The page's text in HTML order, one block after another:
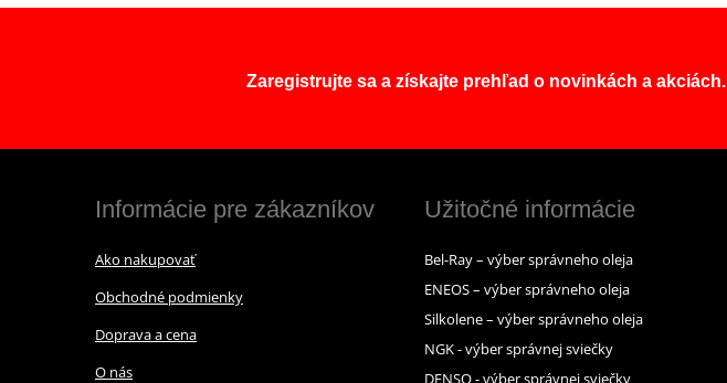
Zaregistrujte sa a získajte prehľad o novinkách a akciách.
Informácie pre zákazníkov
Ako nakupovať
Obchodné podmienky
Doprava a cena
O nás
Užitočné informácie
Bel-Ray – výber správneho oleja
ENEOS – výber správneho oleja
Silkolene – výber správneho oleja
NGK - výber správnej sviečky
DENSO - výber správnej sviečky